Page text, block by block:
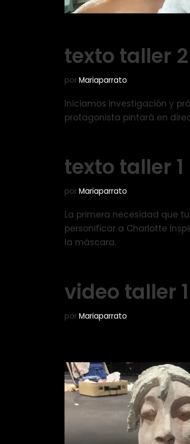
texto taller 2
porMariaparrato
Iniciamos investigación y
protagonista pintará en
texto taller 1
porMariaparrato
La primera necesidad que
personificar a Charlotte
la máscara.
video taller 1
porMariaparrato